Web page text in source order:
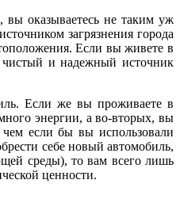
вы оказываетесь не таким уж
загрязнения города
Если вы живете в
чистый и надежный источник
Если же вы проживаете в
энергии, а во-вторых, вы
чем если бы вы использовали
себе новый автомобиль,
среды), то вам всего лишь
ценности.